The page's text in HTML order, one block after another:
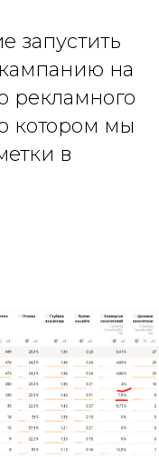
запустить
на
рекламного
котором мы
в